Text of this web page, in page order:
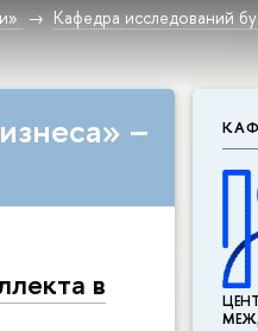
Кафедра исследований
–
в